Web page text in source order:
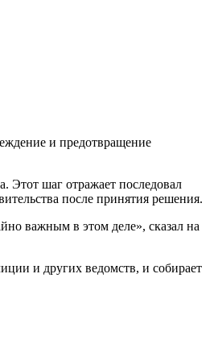
и предотвращение
Этот шаг отражает последовал
после принятия решения.
важным в этом деле», сказал на
и других ведомств, и собирает